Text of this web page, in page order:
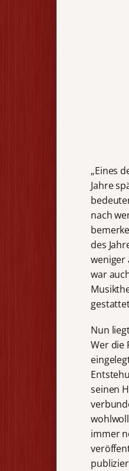
„Eines
Jahre
nach
des
weniger
war
Nun
Wer die
seinen
immer